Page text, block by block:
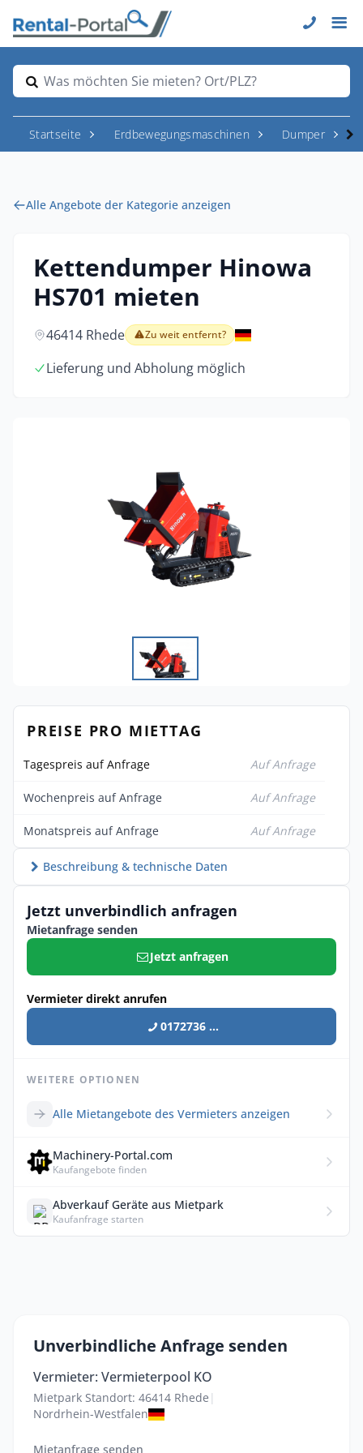
Was möchten Sie mieten? Ort/PLZ?
Startseite Erdbewegungsmaschinen Dumper
Alle Angebote der Kategorie anzeigen
Kettendumper Hinowa
HS701 mieten
46414 Rhede Zu weit entfernt?
Lieferung und Abholung möglich
PREISE PRO MIETTAG
Tagespreis auf Anfrage Auf Anfrage
Wochenpreis auf Anfrage Auf Anfrage
Monatspreis auf Anfrage Auf Anfrage
Beschreibung & technische Daten
Jetzt unverbindlich anfragen
Mietanfrage senden
Jetzt anfragen
Vermieter direkt anrufen
0172736 ...
WEITERE OPTIONEN
Alle Mietangebote des Vermieters anzeigen
Machinery-Portal.com
Kaufangebote finden
Abverkauf Geräte aus Mietpark
Kaufanfrage starten
Unverbindliche Anfrage senden
Vermieter: Vermieterpool KO
Mietpark Standort: 46414 Rhede |
Nordrhein-Westfalen
Mietanfrage senden